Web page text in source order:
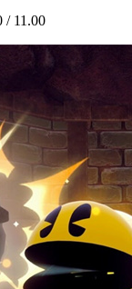
/ 11.00